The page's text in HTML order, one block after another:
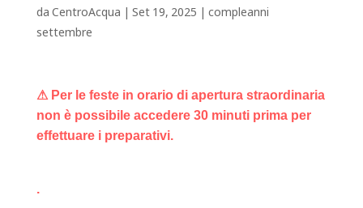
daCentroAcqua | Set 19, 2025 | compleanni
settembre
⚠ Per le feste in orario di apertura straordinaria
non è possibile accedere 30 minuti prima per
effettuare i preparativi.
.